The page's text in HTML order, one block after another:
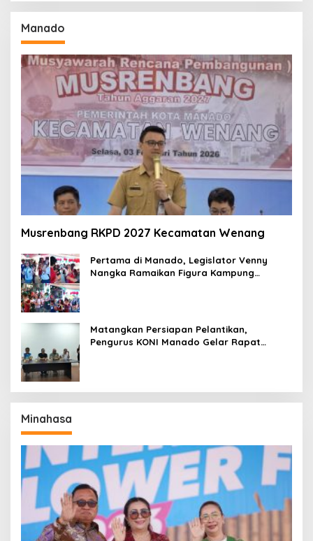
Manado
Musrenbang RKPD 2027 Kecamatan Wenang
Pertama di Manado, Legislator Venny
Nangka Ramaikan Figura Kampung
Matangkan Persiapan Pelantikan,
Pengurus KONI Manado Gelar Rapat
Minahasa